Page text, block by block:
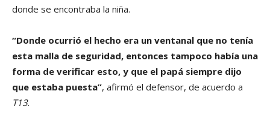
donde se encontraba la niña.
“Donde ocurrió el hecho era un ventanal que no tenía
esta malla de seguridad, entonces tampoco había una
forma de verificar esto, y que el papá siempre dijo
que estaba puesta”, afirmó el defensor, de acuerdo a
T13.